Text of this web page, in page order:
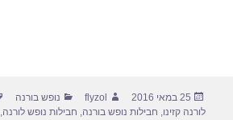
פורסם
בתאריך
25 במאי 2016 מחבר
flyzol קטגוריות
נופש בורנה
לורנה קזינו, חבילות נופש בורנה, חבילות נופש לורנה,